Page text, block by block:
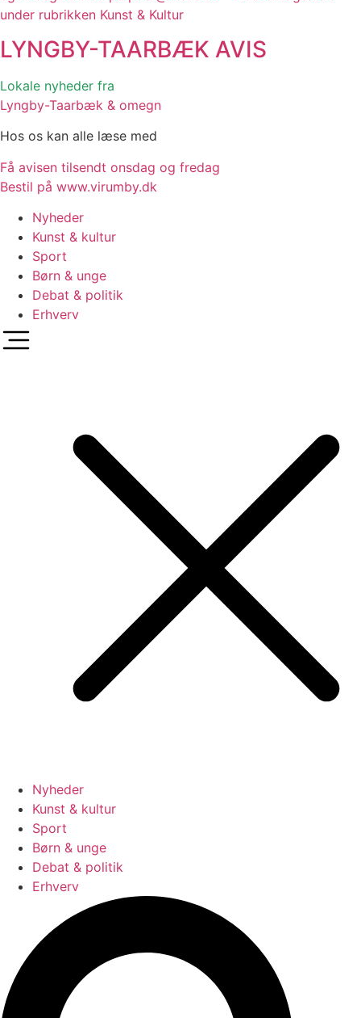
under rubrikken Kunst & Kultur
LYNGBY-TAARBÆK AVIS
Lokale nyheder fra
Lyngby-Taarbæk & omegn
Hos os kan alle læse med
Få avisen tilsendt onsdag og fredag
Bestil på www.virumby.dk
Nyheder
Kunst & kultur
Sport
Børn & unge
Debat & politik
Erhverv
Nyheder
Kunst & kultur
Sport
Børn & unge
Debat & politik
Erhverv